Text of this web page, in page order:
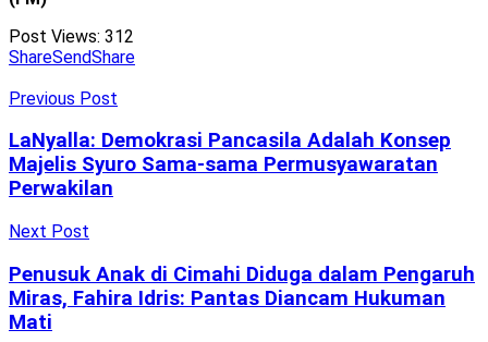
Post Views: 312
ShareSendShare
Previous Post
LaNyalla: Demokrasi Pancasila Adalah Konsep
Majelis Syuro Sama-sama Permusyawaratan
Perwakilan
Next Post
Penusuk Anak di Cimahi Diduga dalam Pengaruh
Miras, Fahira Idris: Pantas Diancam Hukuman
Mati